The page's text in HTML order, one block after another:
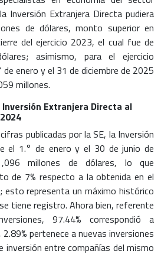
Inversión Extranjera Directapudiera
de dólares, monto superior en
del ejercicio 2023, el cual fue de
asimismo, para el ejercicio
enero y el 31 de diciembre de 2025
millones.
Extranjera Directa al
publicadas por la SE, la Inversión
el 1.° de enero y el 30 de junio de
millones de dólares, lo que
de 7% respecto a la obtenida en el
esto representa un máximo histórico
tiene registro. Ahora bien, referente
97.44% correspondió a
pertenece a nuevas inversiones
inversión entre compañías del mismo